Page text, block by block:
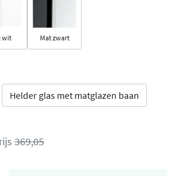
wit Mat zwart
Helder glas met matglazen baan
369,05